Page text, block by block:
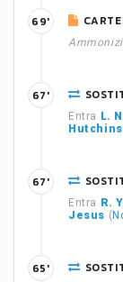
69'
Entra L.
67'
Entra R.
Jesus (
67'
65'